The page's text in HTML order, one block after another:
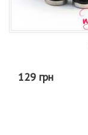
129 грн